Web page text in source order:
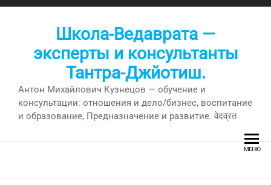
Перейти
Школа-Ведаврата —
эксперты и консультанты
Тантра-Джйотиш.
Антон Михайлович Кузнецов — обучение и
консультации: отношения и дело/бизнес, воспитание
и образование, Предназначение и развитие. वेदव्रत
МЕНЮ